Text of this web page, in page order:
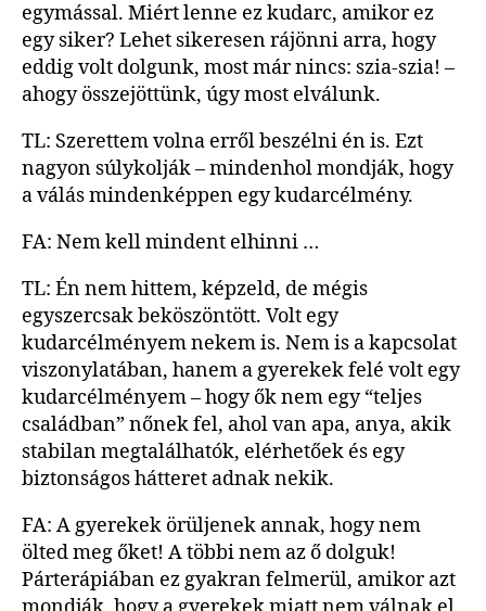
egymással. Miért lenne ez kudarc, amikor ez
egy siker? Lehet sikeresen rájönni arra, hogy
eddig volt dolgunk, most már nincs: szia-szia! –
ahogy összejöttünk, úgy most elválunk.
TL: Szerettem volna erről beszélni én is. Ezt
nagyon súlykolják – mindenhol mondják, hogy
a válás mindenképpen egy kudarcélmény.
FA: Nem kell mindent elhinni …
TL: Én nem hittem, képzeld, de mégis
egyszercsak beköszöntött. Volt egy
kudarcélményem nekem is. Nem is a kapcsolat
viszonylatában, hanem a gyerekek felé volt egy
kudarcélményem – hogy ők nem egy “teljes
családban” nőnek fel, ahol van apa, anya, akik
stabilan megtalálhatók, elérhetőek és egy
biztonságos hátteret adnak nekik.
FA: A gyerekek örüljenek annak, hogy nem
ölted meg őket! A többi nem az ő dolguk!
Párterápiában ez gyakran felmerül, amikor azt